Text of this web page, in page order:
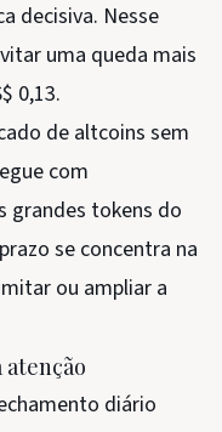
decisiva. Nesse
uma queda mais
0,13.
de altcoins sem
com
grandes tokens do
se concentra na
ou ampliar a
atenção
diário